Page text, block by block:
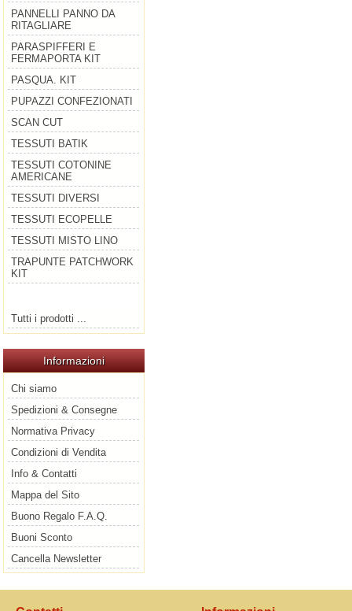
PANNELLI PANNO DA
RITAGLIARE
PARASPIFFERI E
FERMAPORTA KIT
PASQUA. KIT
PUPAZZI CONFEZIONATI
SCAN CUT
TESSUTI BATIK
TESSUTI COTONINE
AMERICANE
TESSUTI DIVERSI
TESSUTI ECOPELLE
TESSUTI MISTO LINO
TRAPUNTE PATCHWORK
KIT
Tutti i prodotti ...
Informazioni
Chi siamo
Spedizioni & Consegne
Normativa Privacy
Condizioni di Vendita
Info & Contatti
Mappa del Sito
Buono Regalo F.A.Q.
Buoni Sconto
Cancella Newsletter